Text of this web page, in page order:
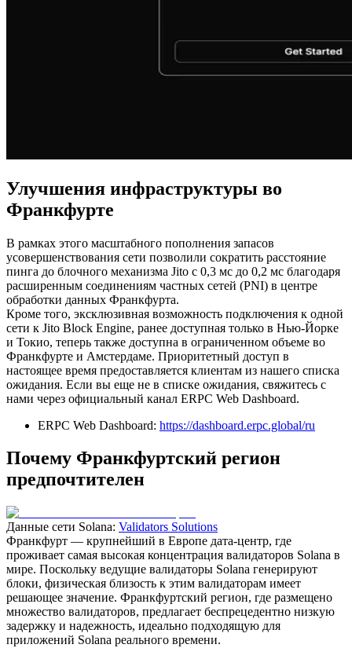
Улучшения инфраструктуры во
Франкфурте
В рамках этого масштабного пополнения запасов
усовершенствования сети позволили сократить расстояние
пинга до блочного механизма Jito с 0,3 мс до 0,2 мс благодаря
расширенным соединениям частных сетей (PNI) в центре
обработки данных Франкфурта.
Кроме того, эксклюзивная возможность подключения к одной
сети к Jito Block Engine, ранее доступная только в Нью-Йорке
и Токио, теперь также доступна в ограниченном объеме во
Франкфурте и Амстердаме. Приоритетный доступ в
настоящее время предоставляется клиентам из нашего списка
ожидания. Если вы еще не в списке ожидания, свяжитесь с
нами через официальный канал ERPC Web Dashboard.
ERPC Web Dashboard: https://dashboard.erpc.global/ru
Почему Франкфуртский регион
предпочтителен
Данные сети Solana: Validators Solutions
Франкфурт — крупнейший в Европе дата-центр, где
проживает самая высокая концентрация валидаторов Solana в
мире. Поскольку ведущие валидаторы Solana генерируют
блоки, физическая близость к этим валидаторам имеет
решающее значение. Франкфуртский регион, где размещено
множество валидаторов, предлагает беспрецедентно низкую
задержку и надежность, идеально подходящую для
приложений Solana реального времени.